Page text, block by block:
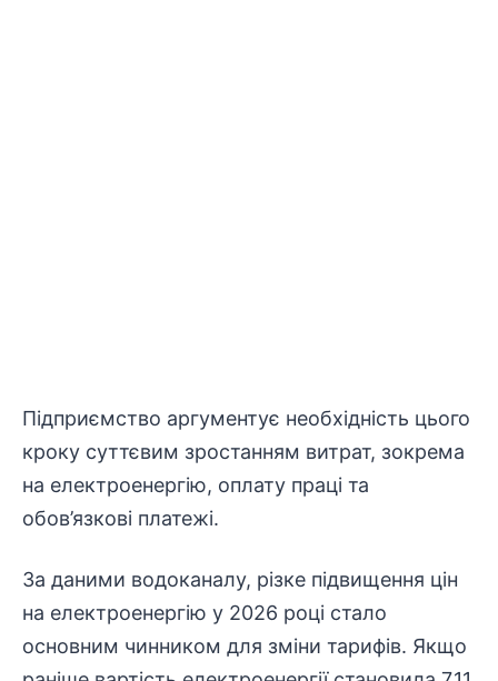
Підприємство аргументує необхідність цього
кроку суттєвим зростанням витрат, зокрема
на електроенергію, оплату праці та
обов’язкові платежі.
За даними водоканалу, різке підвищення цін
на електроенергію у 2026 році стало
основним чинником для зміни тарифів. Якщо